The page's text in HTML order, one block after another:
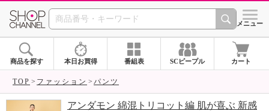
SHOP CHANNEL シメニュー
商品を探す 本日お買得 番組表 SCピープル カート
TOP ファッション パンツ
アンダモン 綿混トリコット編 肌が喜ぶ 新感